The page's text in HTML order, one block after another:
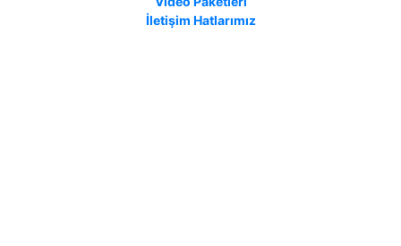
İletişim Hatlarımız